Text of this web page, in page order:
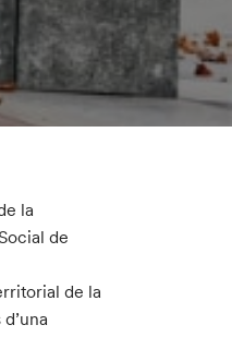
la
de
de la